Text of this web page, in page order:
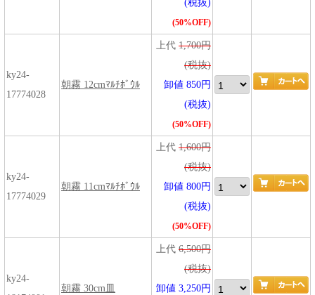
(税抜)
(50%OFF)
ky24-
17774028
朝霧 12cmﾏﾙﾁﾎﾞｳﾙ
上代 1,700円
(税抜)
卸値 850円
(税抜)
(50%OFF)
ky24-
17774029
朝霧 11cmﾏﾙﾁﾎﾞｳﾙ
上代 1,600円
(税抜)
卸値 800円
(税抜)
(50%OFF)
ky24-
朝霧 30cm皿
上代 6,500円
(税抜)
卸値 3,250円